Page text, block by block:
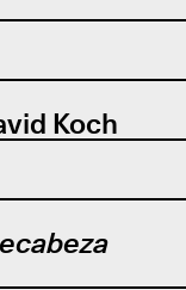
Koch